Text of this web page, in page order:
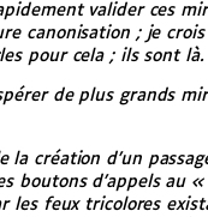
valider ces
canonisation ; je
pour cela ; ils sont là.
de plus grands
la création d’un
boutons d’appels au
les feux tricolores